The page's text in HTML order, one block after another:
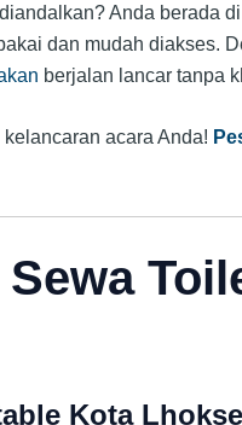
Anda berada
dan mudah diakses.
berjalan lancar tanpa
acara Anda!
Kota